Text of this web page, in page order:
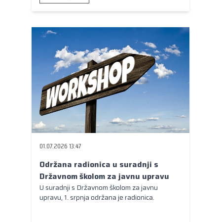
01.07.2026 13:47
Održana radionica u suradnji s
Državnom školom za javnu upravu
U suradnji s Državnom školom za javnu
upravu, 1. srpnja održana je radionica.